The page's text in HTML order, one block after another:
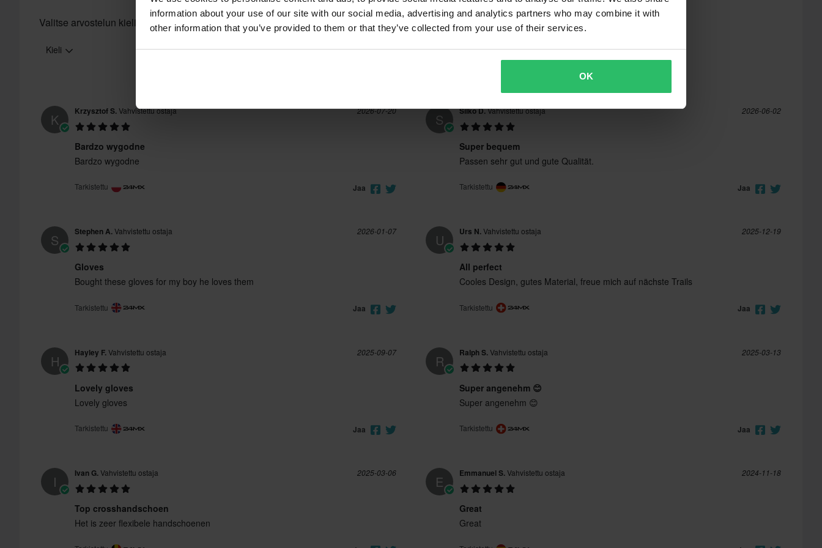
information about your use of our site with our social media, advertising and analytics partners who may combine it with
other information that you’ve provided to them or that they’ve collected from your use of their services.
OK
Valitse arvostelun kieli
Kieli
K Krzysztof S.Vahvistettu ostaja 2026-07-20
Bardzo wygodne
Bardzo wygodne
Tarkistettu Jaa
S Silko D.Vahvistettu ostaja 2026-06-02
Super bequem
Passen sehr gut und gute Qualität.
Tarkistettu Jaa
S Stephen A.Vahvistettu ostaja 2026-01-07
Gloves
Bought these gloves for my boy he loves them
Tarkistettu Jaa
U Urs N.Vahvistettu ostaja 2025-12-19
All perfect
Cooles Design, gutes Material, freue mich auf nächste Trails
Tarkistettu Jaa
H Hayley F.Vahvistettu ostaja 2025-09-07
Lovely gloves
Lovely gloves
Tarkistettu Jaa
R Ralph S.Vahvistettu ostaja 2025-03-13
Super angenehm 😊
Super angenehm 😊
Tarkistettu Jaa
I Ivan G.Vahvistettu ostaja 2025-03-06
Top crosshandschoen
Het is zeer flexibele handschoenen
E Emmanuel S.Vahvistettu ostaja 2024-11-18
Great
Great